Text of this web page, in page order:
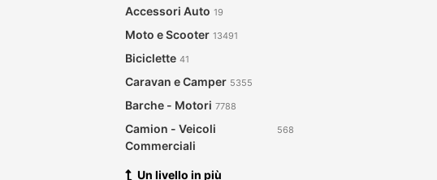
Accessori Auto 19
Moto e Scooter 13491
Biciclette 41
Caravan e Camper 5355
Barche - Motori 7788
Camion - Veicoli
Commerciali
568
Un livello in più